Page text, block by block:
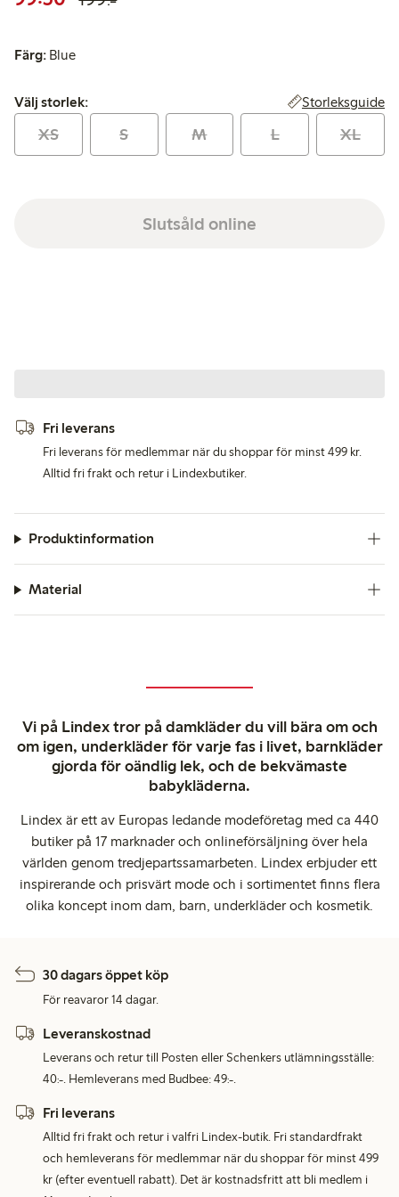
Färg: Blue
Välj storlek:
Välj storlek: Storleksguide
XS S M L XL
Slutsåld online
Fri leverans
Fri leverans för medlemmar när du shoppar för minst 499 kr.
Alltid fri frakt och retur i Lindexbutiker.
Produktinformation
Material
Vi på Lindex tror på damkläder du vill bära om och
om igen, underkläder för varje fas i livet, barnkläder
gjorda för oändlig lek, och de bekvämaste
babykläderna.
Lindex är ett av Europas ledande modeföretag med ca 440
butiker på 17 marknader och onlineförsäljning över hela
världen genom tredjepartssamarbeten. Lindex erbjuder ett
inspirerande och prisvärt mode och i sortimentet finns flera
olika koncept inom dam, barn, underkläder och kosmetik.
30 dagars öppet köp
För reavaror 14 dagar.
Leveranskostnad
Leverans och retur till Posten eller Schenkers utlämningsställe:
40:-. Hemleverans med Budbee: 49:-.
Fri leverans
Alltid fri frakt och retur i valfri Lindex-butik. Fri standardfrakt
och hemleverans för medlemmar när du shoppar för minst 499
kr (efter eventuell rabatt). Det är kostnadsfritt att bli medlem i